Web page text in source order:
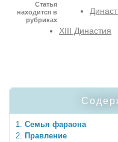
Статья
находится в
рубриках
XIII Династия
Семья фараона
Правление